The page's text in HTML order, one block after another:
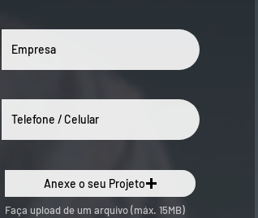
Anexe o seu Projeto
Faça upload de um arquivo (máx. 15MB)